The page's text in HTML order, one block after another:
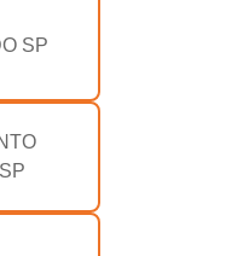
SP